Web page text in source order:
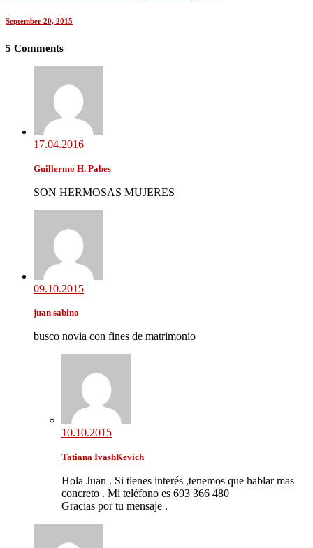
September 20, 2015
5 Comments
17.04.2016
Guillermo H. Pabes
SON HERMOSAS MUJERES
09.10.2015
juan sabino
busco novia con fines de matrimonio
10.10.2015
Tatiana IvashKevich
Hola Juan . Si tienes interés ,tenemos que hablar mas
concreto . Mi teléfono es 693 366 480
Gracias por tu mensaje .